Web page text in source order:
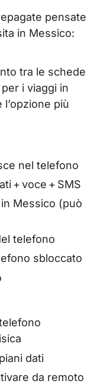
pensate
in Messico:
tra le schede
i viaggi in
più
nel telefono
+ voce + SMS
Messico (può
telefono
sbloccato
dati
da remoto